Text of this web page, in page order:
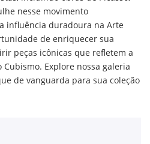
nesse movimento
influência duradoura na Arte
de enriquecer sua
peças icônicas que refletem a
Explore nossa galeria
de vanguarda para sua coleção